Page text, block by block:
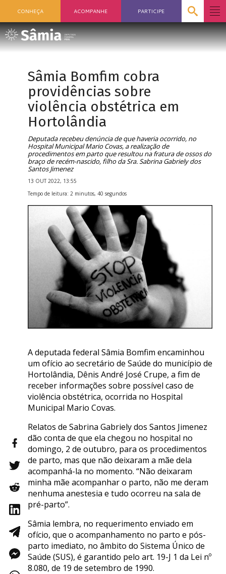
CONHEÇA ACOMPANHE PARTICIPE
Sâmia Bomfim cobra
providências sobre
violência obstétrica em
Hortolândia
Deputada recebeu denúncia de que haveria ocorrido, no
Hospital Municipal Mario Covas, a realização de
procedimentos em parto que resultou na fratura de ossos do
braço de recém-nascido, filho da Sra. Sabrina Gabriely dos
Santos Jimenez
13 OUT 2022, 13:55
Tempo de leitura: 2 minutos, 40 segundos
A deputada federal Sâmia Bomfim encaminhou
um ofício ao secretário de Saúde do município de
Hortolândia, Dênis André José Crupe, a fim de
receber informações sobre possível caso de
violência obstétrica, ocorrida no Hospital
Municipal Mario Covas.
Relatos de Sabrina Gabriely dos Santos Jimenez
dão conta de que ela chegou no hospital no
domingo, 2 de outubro, para os procedimentos
de parto, mas que não deixaram a mãe dela
acompanhá-la no momento. “Não deixaram
minha mãe acompanhar o parto, não me deram
nenhuma anestesia e tudo ocorreu na sala de
pré-parto”.
Sâmia lembra, no requerimento enviado em
ofício, que o acompanhamento no parto e pós-
parto imediato, no âmbito do Sistema Único de
Saúde (SUS), é garantido pelo art. 19-J 1 da Lei nº
8.080, de 19 de setembro de 1990.